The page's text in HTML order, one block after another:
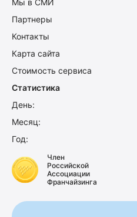
Мы в СМИ
Партнеры
Контакты
Карта сайта
Стоимость сервиса
Статистика
День:
Месяц:
Год:
Член
Российской
Ассоциации
Франчайзинга